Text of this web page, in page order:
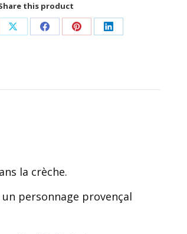
this product
PartagerPartagerPartagerPartager
la crèche.
personnage provençal